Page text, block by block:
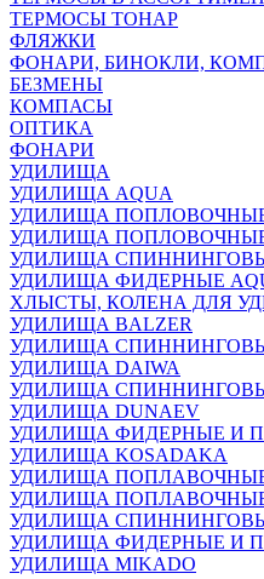
ТЕРМОСЫ ТОНАР
ФЛЯЖКИ
ФОНАРИ, БИНОКЛИ,
БЕЗМЕНЫ
КОМПАСЫ
ОПТИКА
ФОНАРИ
УДИЛИЩА
УДИЛИЩА AQUA
УДИЛИЩА ПОПЛОВОЧНЫЕ
УДИЛИЩА
УДИЛИЩА
УДИЛИЩА ФИДЕРНЫЕ
ХЛЫСТЫ, КОЛЕНА ДЛЯ
УДИЛИЩА BALZER
УДИЛИЩА
УДИЛИЩА DAIWA
УДИЛИЩА
УДИЛИЩА DUNAEV
УДИЛИЩА ФИДЕРНЫЕ И
УДИЛИЩА KOSADAKA
УДИЛИЩА ПОПЛАВОЧНЫЕ
УДИЛИЩА ПОПЛАВОЧНЫЕ
УДИЛИЩА
УДИЛИЩА ФИДЕРНЫЕ И
УДИЛИЩА MIKADO